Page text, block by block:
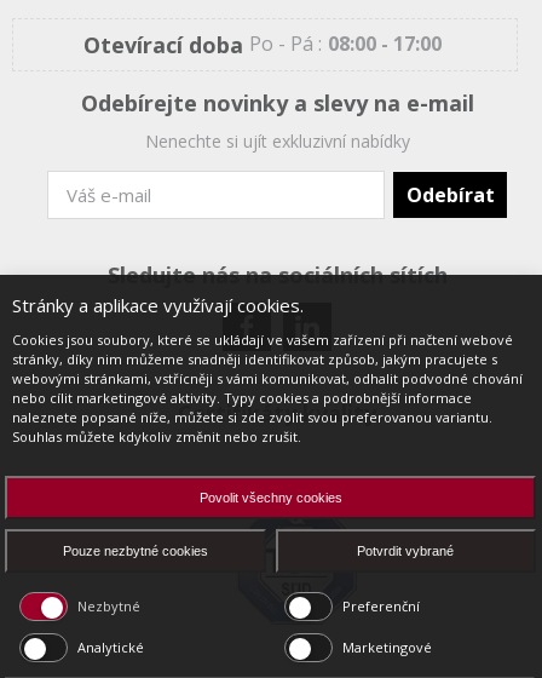
Otevírací doba Po - Pá : 08:00 - 17:00
Odebírejte novinky a slevy na e-mail
Nenechte si ujít exkluzivní nabídky
Sledujte nás na sociálních sítích
Certifikáty kvality
Stránky a aplikace využívají cookies.
Cookies jsou soubory, které se ukládají ve vašem zařízení při načtení webové
stránky, díky nim můžeme snadněji identifikovat způsob, jakým pracujete s
webovými stránkami, vstřícněji s vámi komunikovat, odhalit podvodné chování
nebo cílit marketingové aktivity. Typy cookies a podrobnější informace
naleznete popsané níže, můžete si zde zvolit svou preferovanou variantu.
Souhlas můžete kdykoliv změnit nebo zrušit.
Pouze nezbytné cookies Potvrdit vybrané
Povolit všechny cookies
Nezbytné Preferenční
Analytické Marketingové